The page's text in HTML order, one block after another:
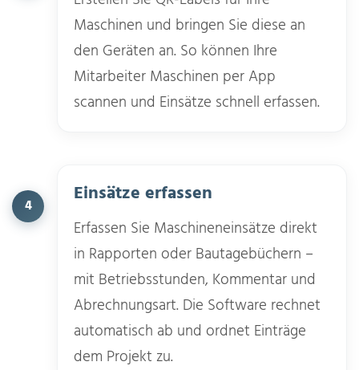
Maschinen und bringen Sie diese an
den Geräten an. So können Ihre
Mitarbeiter Maschinen per App
scannen und Einsätze schnell erfassen.
4 Einsätze erfassen
Erfassen Sie Maschineneinsätze direkt
in Rapporten oder Bautagebüchern –
mit Betriebsstunden, Kommentar und
Abrechnungsart. Die Software rechnet
automatisch ab und ordnet Einträge
dem Projekt zu.